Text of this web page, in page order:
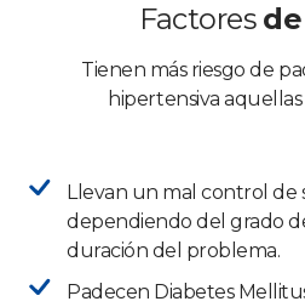
Factores
Tienen más riesgo de
hipertensiva
Llevan un mal control de
dependiendo del grado
duración del problema.
Padecen Diabetes